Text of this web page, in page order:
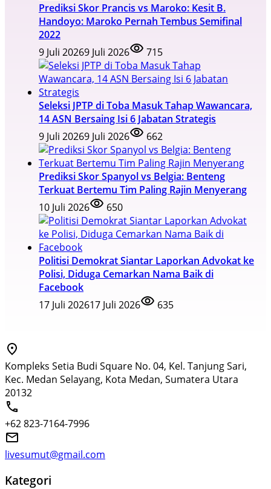
Prediksi Skor Prancis vs Maroko: Kesit B.
Handoyo: Maroko Pernah Tembus Semifinal
2022
9 Juli 20269 Juli 2026 715
Seleksi JPTP di Toba Masuk Tahap Wawancara,
14 ASN Bersaing Isi 6 Jabatan Strategis
9 Juli 20269 Juli 2026 662
Prediksi Skor Spanyol vs Belgia: Benteng
Terkuat Bertemu Tim Paling Rajin Menyerang
10 Juli 2026
650
Politisi Demokrat Siantar Laporkan Advokat ke
Polisi, Diduga Cemarkan Nama Baik di
Facebook
17 Juli 202617 Juli 2026 635
Kompleks Setia Budi Square No. 04, Kel. Tanjung Sari,
Kec. Medan Selayang, Kota Medan, Sumatera Utara
20132
+62 823-7164-7996
livesumut@gmail.com
Kategori